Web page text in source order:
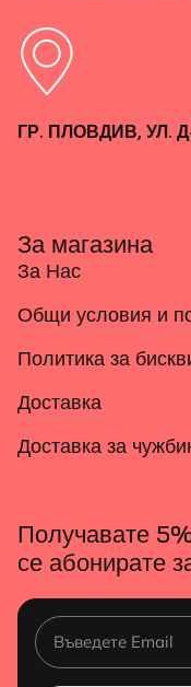
ГР. ПЛОВДИВ, УЛ.
За магазина
За Нас
Общи условия и
Политика за
Доставка
Доставка за
Получавате
се абонирате